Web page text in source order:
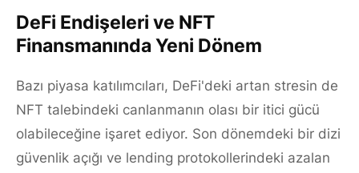
DeFi Endişeleri ve NFT
Finansmanında Yeni Dönem
Bazı piyasa katılımcıları, DeFi'deki artan stresin de
NFT talebindeki canlanmanın olası bir itici gücü
olabileceğine işaret ediyor. Son dönemdeki bir dizi
güvenlik açığı ve lending protokollerindeki azalan